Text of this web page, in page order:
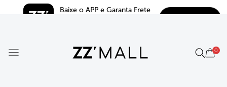
Baixe o APP e Garanta Frete
0